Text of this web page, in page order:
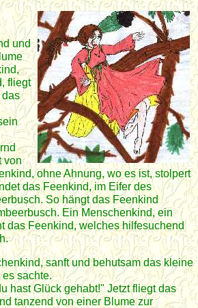
und
fliegt
das
von
ohne Ahnung, wo es ist, stolpert
das Feenkind, im Eifer des
So hängt das Feenkind
Ein Menschenkind, ein
das Feenkind, welches hilfesuchend
sanft und behutsam das kleine
sachte.
hast Glück gehabt!" Jetzt fliegt das
tanzend von einer Blume zur